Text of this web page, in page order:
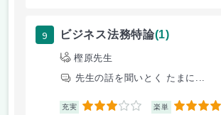
9 ビジネス法務特論(1)
樫原先生
先生の話を聞いとく たまに...
充実 3 楽単 4